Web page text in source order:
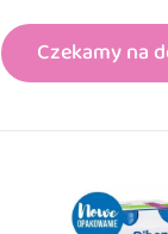
Czekamy na